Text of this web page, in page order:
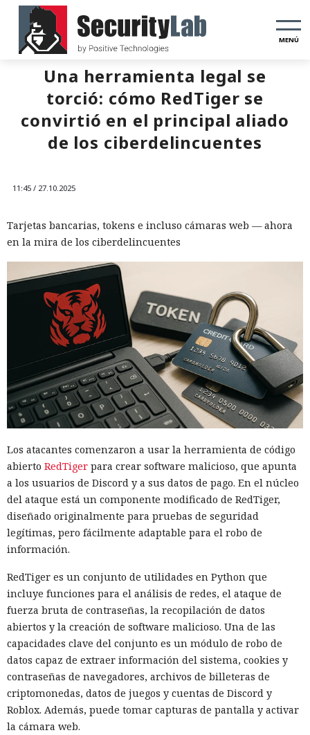
MENÚ
Una herramienta legal se
torció: cómo RedTiger se
convirtió en el principal aliado
de los ciberdelincuentes
11:45 / 27.10.2025
Tarjetas bancarias, tokens e incluso cámaras web — ahora
en la mira de los ciberdelincuentes
Los atacantes comenzaron a usar la herramienta de código
abierto RedTiger para crear software malicioso, que apunta
a los usuarios de Discord y a sus datos de pago. En el núcleo
del ataque está un componente modificado de RedTiger,
diseñado originalmente para pruebas de seguridad
legítimas, pero fácilmente adaptable para el robo de
información.
RedTiger es un conjunto de utilidades en Python que
incluye funciones para el análisis de redes, el ataque de
fuerza bruta de contraseñas, la recopilación de datos
abiertos y la creación de software malicioso. Una de las
capacidades clave del conjunto es un módulo de robo de
datos capaz de extraer información del sistema, cookies y
contraseñas de navegadores, archivos de billeteras de
criptomonedas, datos de juegos y cuentas de Discord y
Roblox. Además, puede tomar capturas de pantalla y activar
la cámara web.